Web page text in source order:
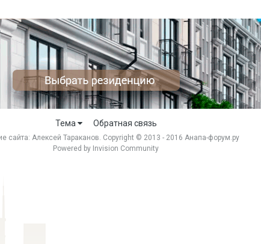
Тема Обратная связь
сайта: Алексей Тараканов. Copyright © 2013 - 2016 Анапа-форум.ру
Powered by Invision Community